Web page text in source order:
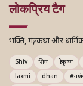
लोकप्रिय टैग
भक्ति, मंत्र, कथा और
Shiv शिव श्रीकृष्ण
laxmi
dhan